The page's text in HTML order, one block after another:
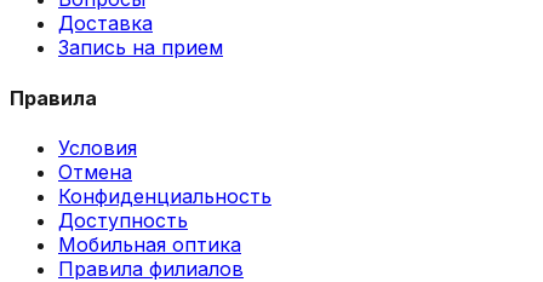
Доставка
Запись на прием
Правила
Условия
Отмена
Конфиденциальность
Доступность
Мобильная оптика
Правила филиалов